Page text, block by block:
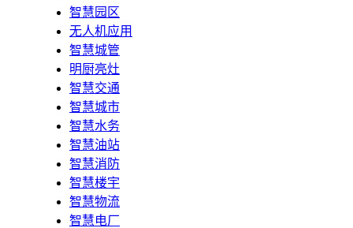
智慧园区
无人机应用
智慧城管
明厨亮灶
智慧交通
智慧城市
智慧水务
智慧油站
智慧消防
智慧楼宇
智慧物流
智慧电厂